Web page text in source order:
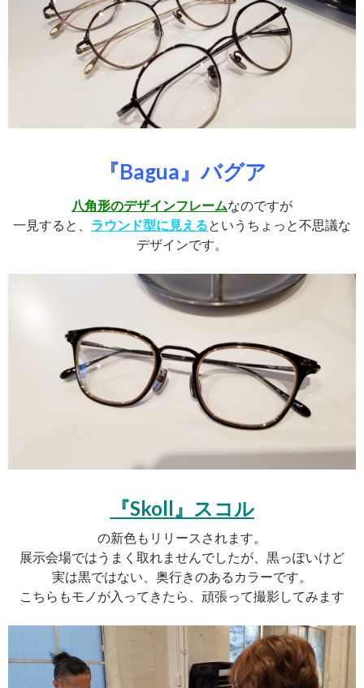
『Bagua』バグア
八角形のデザインフレームなのですが
一見すると、 ラウンド型に見えるというちょっと不思議な
デザインです。
『Skoll』スコル
の新色もリリースされます。
展示会場ではうまく取れませんでしたが、黒っぽいけど
実は黒ではない、奥行きのあるカラーです。
こちらもモノが入ってきたら、頑張って撮影してみます